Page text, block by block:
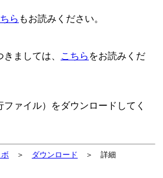
ら もお読みください。
ましては、 こちら をお読みくだ
ァイル）をダウンロードしてく
ボ ＞ ダウンロード ＞ 詳細